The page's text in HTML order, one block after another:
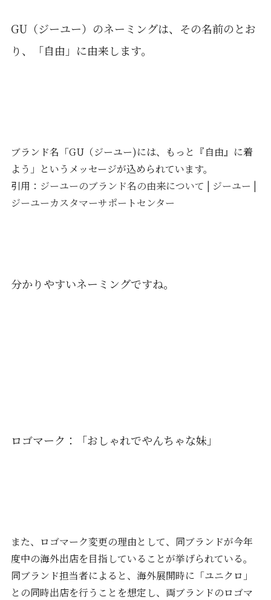
GU（ジーユー）のネーミングは、その名前のとお
り、「自由」に由来します。
ブランド名「GU（ジーユー)には、もっと『自由』に着
よう」というメッセージが込められています。
引用： ジーユーのブランド名の由来について | ジーユー |
ジーユーカスタマーサポートセンター
分かりやすいネーミングですね。
ロゴマーク：「おしゃれでやんちゃな妹」
また、ロゴマーク変更の理由として、同ブランドが今年
度中の海外出店を目指していることが挙げられている。
同ブランド担当者によると、海外展開時に「ユニクロ」
との同時出店を行うことを想定し、両ブランドのロゴマ